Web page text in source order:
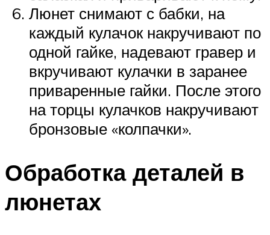
Люнет снимают с бабки, на
каждый кулачок накручивают по
одной гайке, надевают гравер и
вкручивают кулачки в заранее
приваренные гайки. После этого
на торцы кулачков накручивают
бронзовые «колпачки».
Обработка деталей в
люнетах